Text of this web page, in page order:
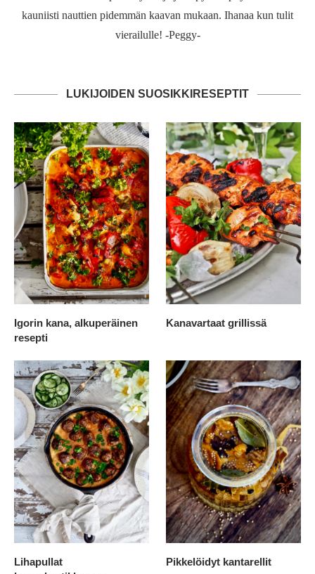
kauniisti nauttien pidemmän kaavan mukaan. Ihanaa kun tulit
vierailulle! -Peggy-
LUKIJOIDEN SUOSIKKIRESEPTIT
Igorin kana, alkuperäinen
resepti
Kanavartaat grillissä
Lihapullat
Pikkelöidyt kantarellit